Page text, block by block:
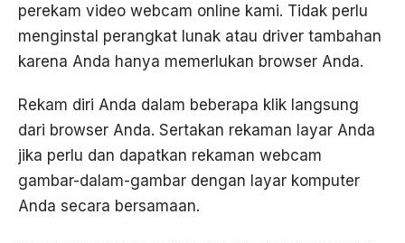
perekam video webcam online kami. Tidak perlu
menginstal perangkat lunak atau driver tambahan
karena Anda hanya memerlukan browser Anda.
Rekam diri Anda dalam beberapa klik langsung
dari browser Anda. Sertakan rekaman layar Anda
jika perlu dan dapatkan rekaman webcam
gambar-dalam-gambar dengan layar komputer
Anda secara bersamaan.